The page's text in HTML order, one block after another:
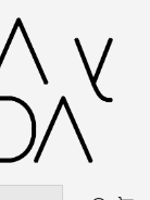
del Norte